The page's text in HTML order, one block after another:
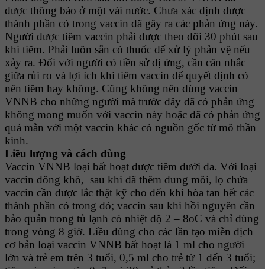
được thông báo ở một vài nước. Chưa xác định được
thành phần có trong vaccin đã gây ra các phản ứng này.
Người được tiêm vaccin phải được theo dõi 30 phút sau
khi tiêm. Phải luôn sẵn có thuốc để xử lý phản vệ nếu
xảy ra. Ðối với người có tiền sử dị ứng, cần cân nhắc
giữa rủi ro và lợi ích khi tiêm vaccin để quyết định có
nên tiêm hay không. Cũng không nên dùng vaccin
VNNB cho những người mà trước đây đã có phản ứng
không mong muốn với vaccin này hoặc đã có phản ứng
quá mẫn với một vaccin khác có nguồn gốc từ mô thần
kinh.
Liều lượng và cách dùng
Vaccin VNNB loại bất hoạt được tiêm dưới da. Với loại
vaccin đông khô, sau khi đã thêm dung môi, lọ chứa
vaccin cần được lắc thật kỹ cho đến khi hòa tan hết các
thành phần có trong đó; vaccin sau khi hồi nguyên cần
bảo quản trong tủ lạnh có nhiệt độ 2 – 8oC và chỉ dùng
trong vòng 8 giờ. Liều dùng cho các lần tạo miễn dịch
cơ bản loại vaccin VNNB bất hoạt là 1 ml cho người
lớn và trẻ em trên 3 tuổi, 0,5 ml cho trẻ từ 1 đến 3 tuổi;